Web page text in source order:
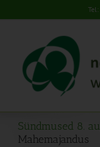
to
Sündmused 8.
Mahemajandus